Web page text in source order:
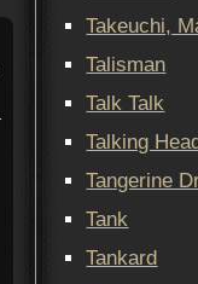
Takeuchi,
Talisman
Talk Talk
Talking
Tangerine
Tank
Tankard